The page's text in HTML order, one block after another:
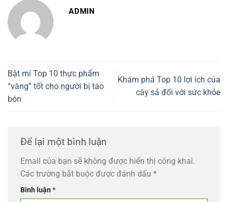
ADMIN
Bật mí Top 10 thực phẩm
“vàng” tốt cho người bị táo
bón
Khám phá Top 10 lợi ích của
cây sả đối với sức khỏe
Để lại một bình luận
Email của bạn sẽ không được hiển thị công khai.
Các trường bắt buộc được đánh dấu *
Bình luận*